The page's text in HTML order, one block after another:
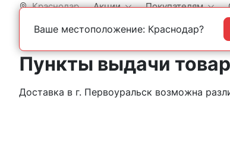
Краснодар Акции Покупателям
Главная Контакты Первоуральск
Пункты выдачи
Доставка в г. Первоуральск возможна
Ваше местоположение: Краснодар?